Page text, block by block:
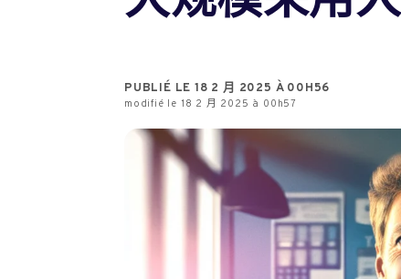
PUBLIÉ LE 18 2 月 2025 À 00H56
modifié le 18 2 月 2025 à 00h57